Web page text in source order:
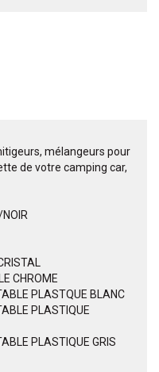
mélangeurs pour
de votre camping car,
CHROME
PLASTQUE BLANC
PLASTIQUE
PLASTIQUE GRIS